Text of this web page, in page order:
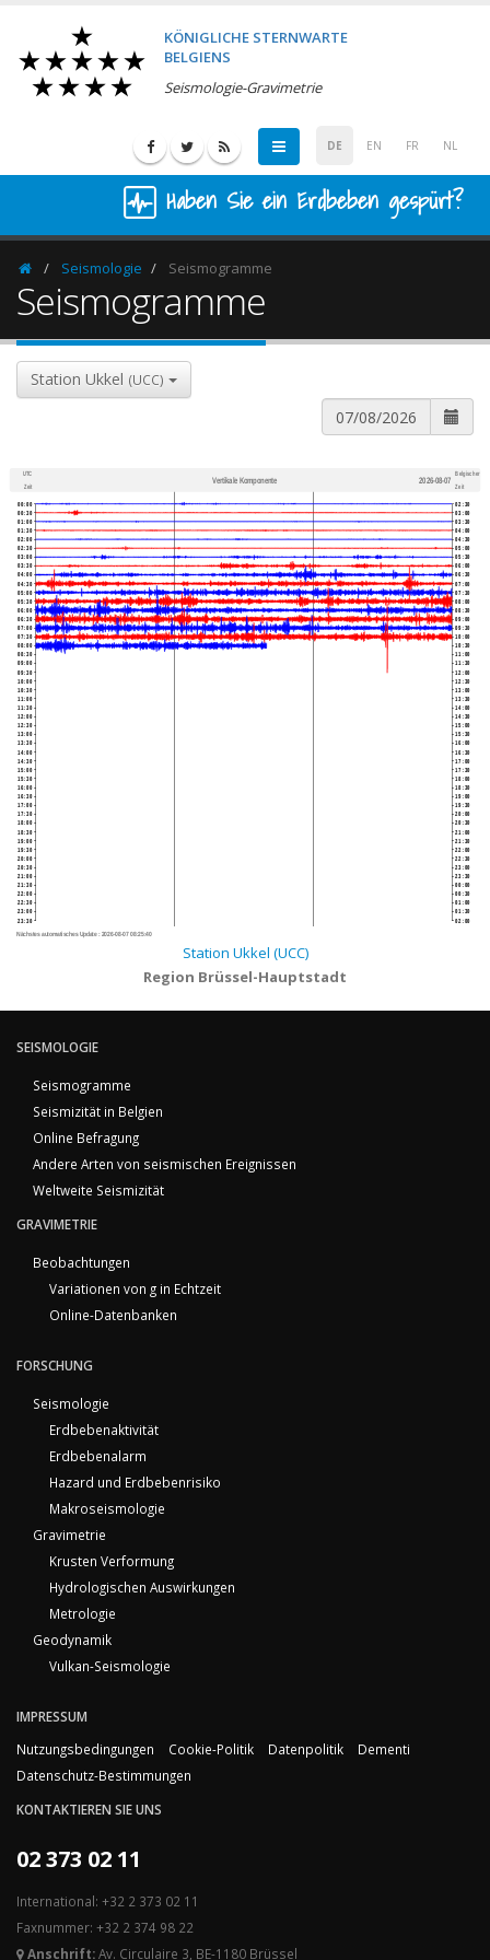
KÖNIGLICHE STERNWARTE
BELGIENS
Seismologie-Gravimetrie
DE EN FR NL
Haben Sie ein Erdbeben gespürt?
HomepageSeismologie Seismogramme
Seismogramme
Station Ukkel (UCC)
UTC
Zeit
Vertikale Komponente 2026-08-07
Belgischer
Zeit
00:00
00:30
01:00
01:30
02:00
02:30
03:00
03:30
04:00
04:30
05:00
05:30
06:00
06:30
07:00
07:30
08:00
08:30
09:00
09:30
10:00
10:30
11:00
11:30
12:00
12:30
13:00
13:30
14:00
14:30
15:00
15:30
16:00
16:30
17:00
17:30
18:00
18:30
19:00
19:30
20:00
20:30
21:00
21:30
22:00
22:30
23:00
23:30
02:30
03:00
03:30
04:00
04:30
05:00
05:30
06:00
06:30
07:00
07:30
08:00
08:30
09:00
09:30
10:00
10:30
11:00
11:30
12:00
12:30
13:00
13:30
14:00
14:30
15:00
15:30
16:00
16:30
17:00
17:30
18:00
18:30
19:00
19:30
20:00
20:30
21:00
21:30
22:00
22:30
23:00
23:30
00:00
00:30
01:00
01:30
02:00
Nächstes automatisches Update : 2026-08-07 08:25:40
Station Ukkel (UCC)
Region Brüssel-Hauptstadt
SEISMOLOGIE
Seismogramme
Seismizität in Belgien
Online Befragung
Andere Arten von seismischen Ereignissen
Weltweite Seismizität
GRAVIMETRIE
Beobachtungen
Variationen von g in Echtzeit
Online-Datenbanken
FORSCHUNG
Seismologie
Erdbebenaktivität
Erdbebenalarm
Hazard und Erdbebenrisiko
Makroseismologie
Gravimetrie
Krusten Verformung
Hydrologischen Auswirkungen
Metrologie
Geodynamik
Vulkan-Seismologie
IMPRESSUM
Nutzungsbedingungen
Cookie-Politik Datenpolitik
Dementi
Datenschutz-Bestimmungen
KONTAKTIEREN SIE UNS
02 373 02 11
International: +32 2 373 02 11
Faxnummer: +32 2 374 98 22
Anschrift:Av. Circulaire 3, BE-1180 Brüssel